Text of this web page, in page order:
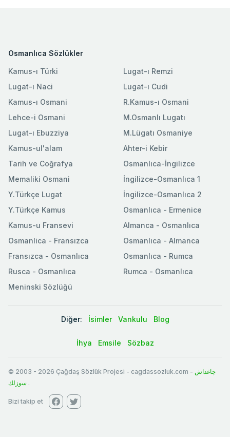
Osmanlıca Sözlükler
Kamus-ı Türki
Lugat-ı Naci
Kamus-ı Osmani
Lehce-i Osmani
Lugat-ı Ebuzziya
Lugat-ı Remzi
Lugat-ı Cudi
R.Kamus-ı Osmani
M.Osmanlı Lugatı
M.Lügatı Osmaniye
Kamus-ul'alam
Tarih ve Coğrafya
Memaliki Osmani
Y.Türkçe Lugat
Y.Türkçe Kamus
Ahter-i Kebir
Osmanlıca-İngilizce
İngilizce-Osmanlıca 1
İngilizce-Osmanlıca 2
Osmanlıca - Ermenice
Kamus-u Fransevi
Osmanlica - Fransızca
Fransızca - Osmanlıca
Rusca - Osmanlıca
Meninski Sözlüğü
Almanca - Osmanlıca
Osmanlıca - Almanca
Osmanlıca - Rumca
Rumca - Osmanlıca
Diğer: İsimler Vankulu Blog
İhya Emsile Sözbaz
© 2003 - 2026 Çağdaş Sözlük Projesi - cagdassozluk.com - چاغداش
سوزلك .
Bizi takip et